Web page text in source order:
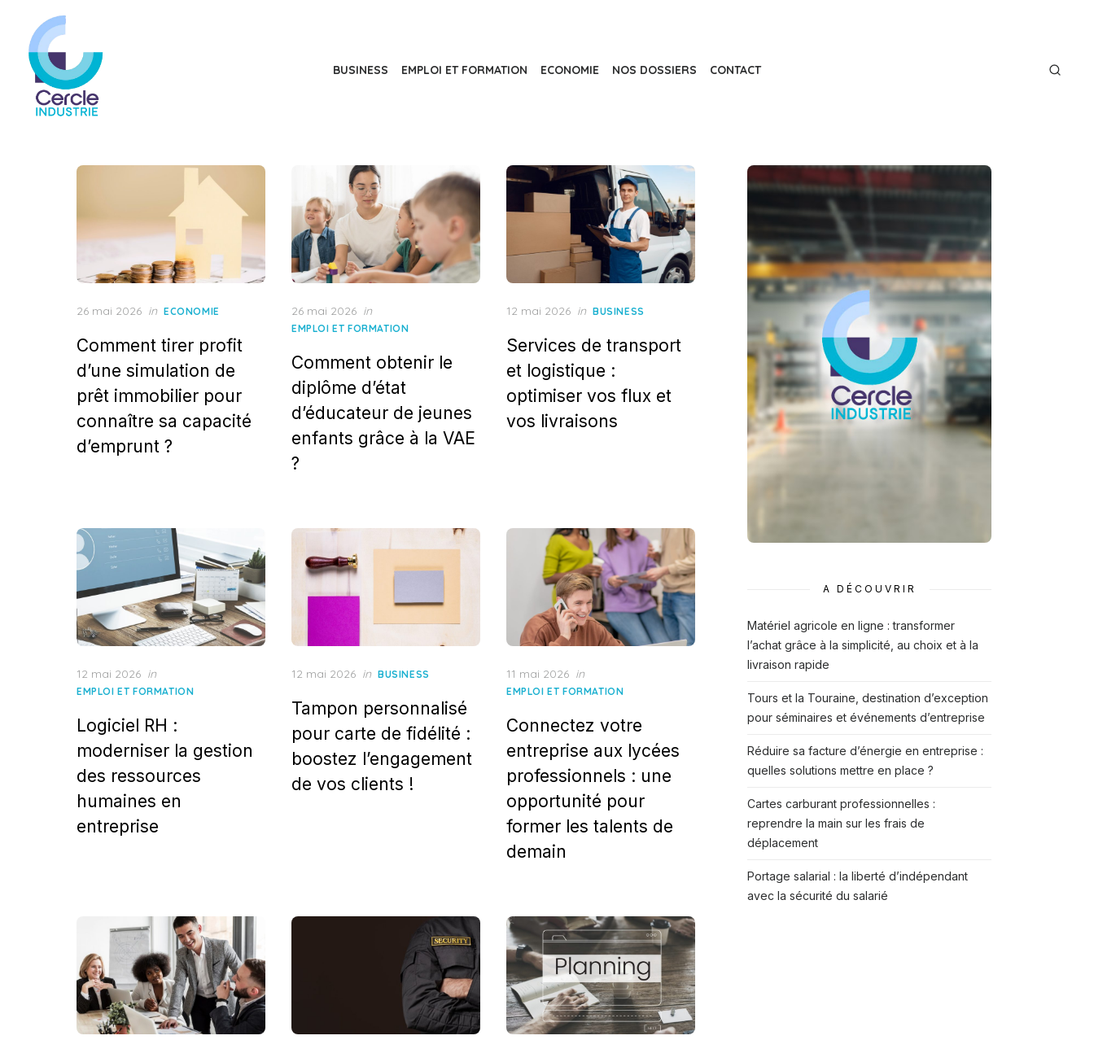
content
BUSINESS EMPLOI ET FORMATION ECONOMIE NOS DOSSIERS CONTACT
Posted
26 mai 2026 in ECONOMIE
Comment tirer profit
d’une simulation de
prêt immobilier pour
connaître sa capacité
d’emprunt ?
Posted
on
26 mai 2026 in
EMPLOI ET FORMATION
Comment obtenir le
diplôme d’état
d’éducateur de jeunes
enfants grâce à la VAE
?
Posted
12 mai 2026 in BUSINESS
Services de transport
et logistique :
optimiser vos flux et
vos livraisons
Posted
on
12 mai 2026 in
EMPLOI ET FORMATION
Logiciel RH :
moderniser la gestion
des ressources
humaines en
entreprise
Posted
12 mai 2026 in BUSINESS
Tampon personnalisé
pour carte de fidélité :
boostez l’engagement
de vos clients !
Posted
on
11 mai 2026 in
EMPLOI ET FORMATION
Connectez votre
entreprise aux lycées
professionnels : une
opportunité pour
former les talents de
demain
A DÉCOUVRIR
Matériel agricole en ligne : transformer
l’achat grâce à la simplicité, au choix et à la
livraison rapide
Tours et la Touraine, destination d’exception
pour séminaires et événements d’entreprise
Réduire sa facture d’énergie en entreprise :
quelles solutions mettre en place ?
Cartes carburant professionnelles :
reprendre la main sur les frais de
déplacement
Portage salarial : la liberté d’indépendant
avec la sécurité du salarié